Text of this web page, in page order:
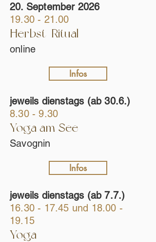
20. September 2026
19.30 - 21.00
Herbst-Ritual
online
Infos
jeweils dienstags (ab 30.6.)
8.30 - 9.30
Yoga am See
Savognin
Infos
jeweils dienstags (ab 7.7.)
16.30 - 17.45 und 18.00 -
19.15
Yoga